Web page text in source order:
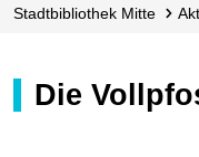
Stadt­bibliothek Mitte
Die